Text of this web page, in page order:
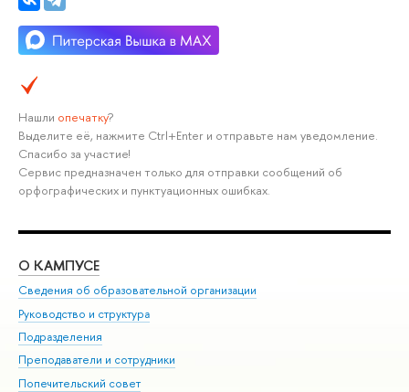
Нашли опечатку?
Выделите её, нажмите Ctrl+Enter и отправьте нам уведомление.
Спасибо за участие!
Сервис предназначен только для отправки сообщений об
орфографических и пунктуационных ошибках.
О КАМПУСЕ
Сведения об образовательной организации
Руководство и структура
Подразделения
Преподаватели и сотрудники
Попечительский совет